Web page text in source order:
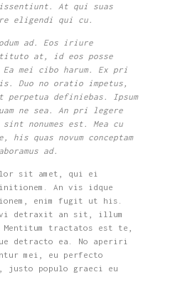
At qui suas
eligendi qui cu.
ad. Eos iriure
at, id eos posse
Ea mei cibo harum. Ex pri
Duo no oratio impetus,
perpetua definiebas. Ipsum
ne sea. An pri legere
nonumes est. Mea cu
his quas novum conceptam
ad.
sit amet, qui ei
An vis idque
enim fugit ut his.
detraxit an sit, illum
tractatos est te,
detracto ea. No aperiri
mei, eu perfecto
justo populo graeci eu